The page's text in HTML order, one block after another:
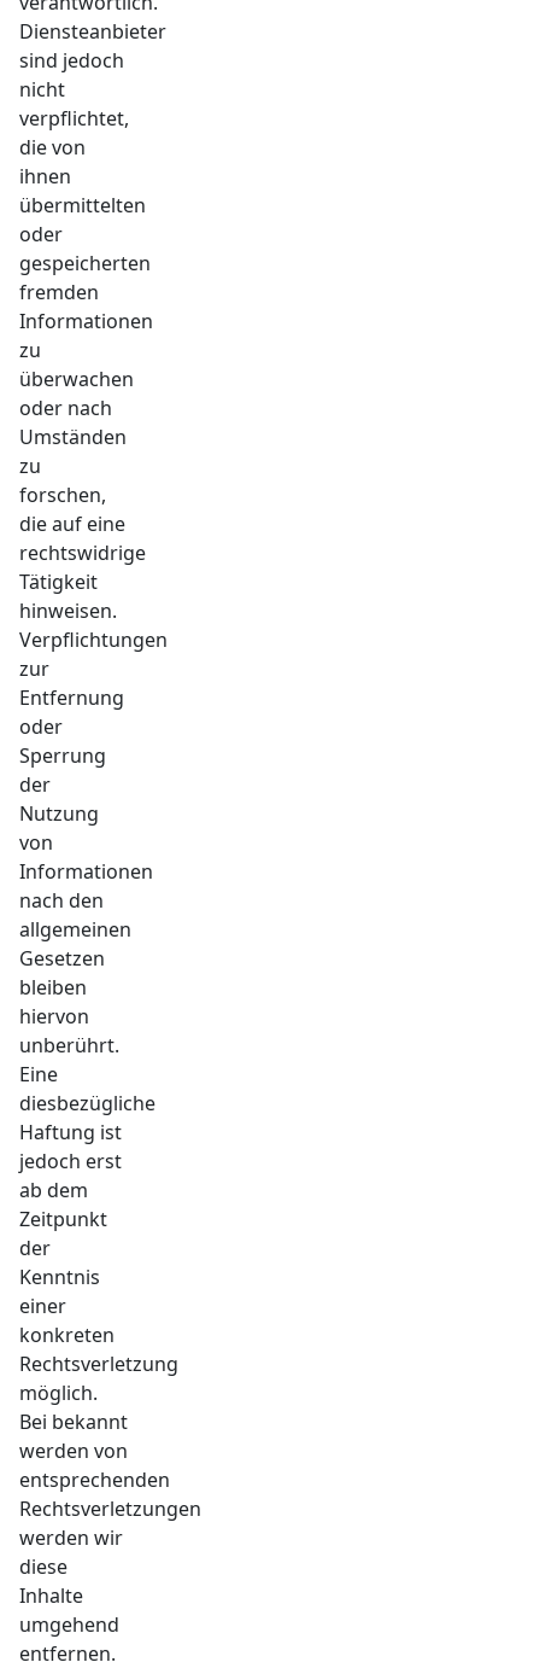
Diensteanbieter
sind jedoch
nicht
verpflichtet,
die von
ihnen
übermittelten
oder
gespeicherten
fremden
Informationen
zu
überwachen
oder nach
Umständen
zu
forschen,
die auf eine
rechtswidrige
Tätigkeit
hinweisen.
Verpflichtungen
zur
Entfernung
oder
Sperrung
der
Nutzung
von
Informationen
nach den
allgemeinen
Gesetzen
bleiben
hiervon
unberührt.
Eine
diesbezügliche
Haftung ist
jedoch erst
ab dem
Zeitpunkt
der
Kenntnis
einer
konkreten
Rechtsverletzung
möglich.
Bei bekannt
werden von
entsprechenden
Rechtsverletzungen
werden wir
diese
Inhalte
umgehend
entfernen.